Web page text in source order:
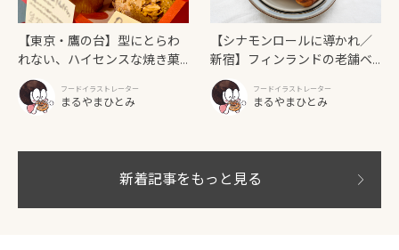
【東京・鷹の台】型にとらわ
れない、ハイセンスな焼き菓
子「SUN3C（サンサンク）」
フードイラストレーター
まるやまひとみ
【シナモンロールに導かれ／
新宿】フィンランドの老舗ベ
ーカリーカフェが日本上陸！
「Ekberg（エクベリ）」
フードイラストレーター
まるやまひとみ
新着記事をもっと見る